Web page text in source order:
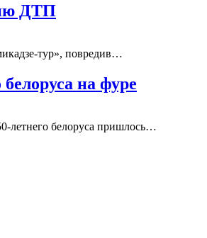
ДТП
тур», повредив…
на фуре
летнего белоруса пришлось…